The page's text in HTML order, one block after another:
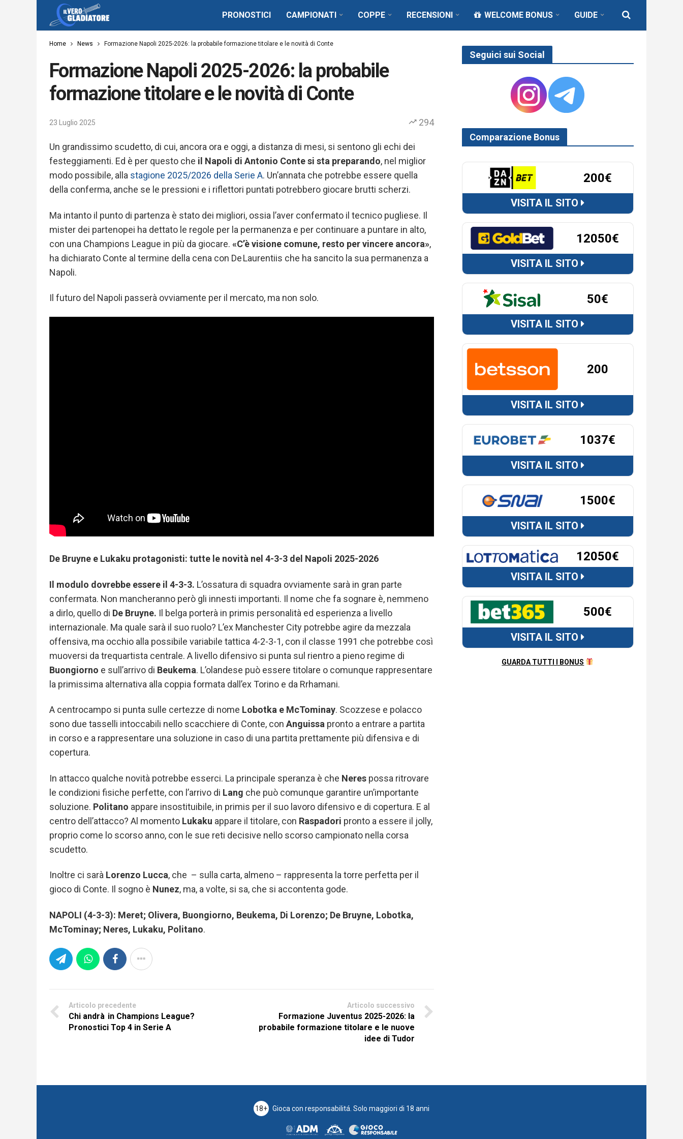
PRONOSTICI CAMPIONATI COPPE RECENSIONI WELCOME BONUS GUIDE
Home News Formazione Napoli 2025-2026: la probabile formazione titolare e le novità di Conte
Formazione Napoli 2025-2026: la probabile
formazione titolare e le novità di Conte
23 Luglio 2025 294
Un grandissimo scudetto, di cui, ancora ora e oggi, a distanza di mesi, si sentono gli echi dei
festeggiamenti. Ed è per questo che il Napoli di Antonio Conte si sta preparando, nel miglior
modo possibile, alla stagione 2025/2026 della Serie A. Un’annata che potrebbe essere quella
della conferma, anche se le pressioni e i riflettori puntati potrebbero giocare brutti scherzi.
Ma intanto il punto di partenza è stato dei migliori, ossia l’aver confermato il tecnico pugliese. Il
mister dei partenopei ha dettato le regole per la permanenza e per continuare a puntare in alto,
con una Champions League in più da giocare. «C’è visione comune, resto per vincere ancora»,
ha dichiarato Conte al termine della cena con De Laurentiis che ha sancito la sua permanenza a
Napoli.
Il futuro del Napoli passerà ovviamente per il mercato, ma non solo.
De Bruyne e Lukaku protagonisti: tutte le novità nel 4-3-3 del Napoli 2025-2026
Il modulo dovrebbe essere il 4-3-3. L’ossatura di squadra ovviamente sarà in gran parte
confermata. Non mancheranno però gli innesti importanti. Il nome che fa sognare è, nemmeno
a dirlo, quello di De Bruyne. Il belga porterà in primis personalità ed esperienza a livello
internazionale. Ma quale sarà il suo ruolo? L’ex Manchester City potrebbe agire da mezzala
offensiva, ma occhio alla possibile variabile tattica 4-2-3-1, con il classe 1991 che potrebbe così
muoversi da trequartista centrale. A livello difensivo si punta sul rientro a pieno regime di
Buongiorno e sull’arrivo di Beukema. L’olandese può essere titolare o comunque rappresentare
la primissima alternativa alla coppia formata dall’ex Torino e da Rrhamani.
A centrocampo si punta sulle certezze di nome Lobotka e McTominay. Scozzese e polacco
sono due tasselli intoccabili nello scacchiere di Conte, con Anguissa pronto a entrare a partita
in corso e a rappresentare una soluzione in caso di una partita prettamente più difensiva e di
copertura.
In attacco qualche novità potrebbe esserci. La principale speranza è che Neres possa ritrovare
le condizioni fisiche perfette, con l’arrivo di Lang che può comunque garantire un’importante
soluzione. Politano appare insostituibile, in primis per il suo lavoro difensivo e di copertura. E al
centro dell’attacco? Al momento Lukaku appare il titolare, con Raspadori pronto a essere il jolly,
proprio come lo scorso anno, con le sue reti decisive nello scorso campionato nella corsa
scudetto.
Inoltre ci sarà Lorenzo Lucca, che – sulla carta, almeno – rappresenta la torre perfetta per il
gioco di Conte. Il sogno è Nunez, ma, a volte, si sa, che si accontenta gode.
NAPOLI (4-3-3): Meret; Olivera, Buongiorno, Beukema, Di Lorenzo; De Bruyne, Lobotka,
McTominay; Neres, Lukaku, Politano.
Articolo precedente
Chi andrà in Champions League?
Pronostici Top 4 in Serie A
Articolo successivo
Formazione Juventus 2025-2026: la
probabile formazione titolare e le nuove
idee di Tudor
Seguici sui Social
Comparazione Bonus
200€
VISITA IL SITO
12050€
VISITA IL SITO
50€
VISITA IL SITO
200
VISITA IL SITO
1037€
VISITA IL SITO
1500€
VISITA IL SITO
12050€
VISITA IL SITO
500€
VISITA IL SITO
GUARDA TUTTI I BONUS
18+ Gioca con responsabilitá. Solo maggiori di 18 anni